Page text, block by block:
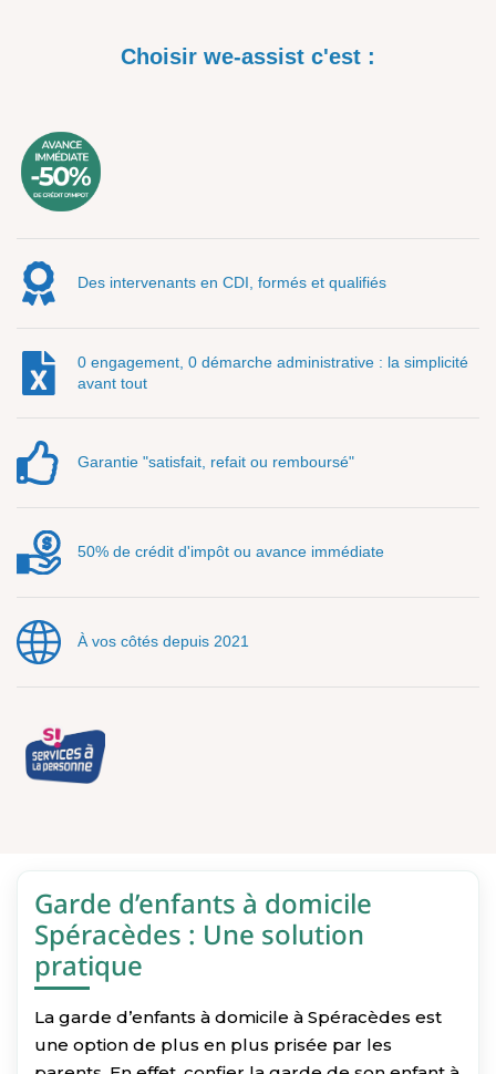
Choisir we-assist c'est :
Des intervenants en CDI, formés et qualifiés
0 engagement, 0 démarche administrative : la simplicité
avant tout
Garantie "satisfait, refait ou remboursé"
50% de crédit d'impôt ou avance immédiate
À vos côtés depuis 2021
Garde d’enfants à domicile
Spéracèdes : Une solution
pratique
La garde d’enfants à domicile à Spéracèdes est
une option de plus en plus prisée par les